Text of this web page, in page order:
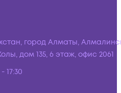
город Алматы,
дом 135, 6 этаж, офис 2061
17:30